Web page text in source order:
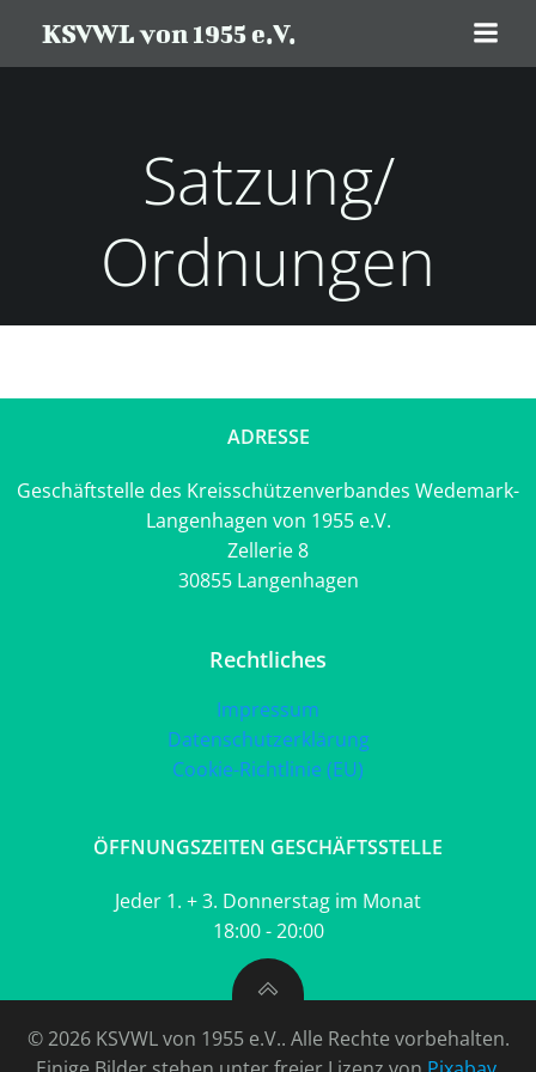
Inhalt
springen
KSVWL von 1955 e.V.
Satzung/
Ordnungen
ADRESSE
Geschäftstelle des Kreisschützenverbandes Wedemark-
Langenhagen von 1955 e.V.
Zellerie 8
30855 Langenhagen
Rechtliches
Impressum
Datenschutzerklärung
Cookie-Richtlinie (EU)
ÖFFNUNGSZEITEN GESCHÄFTSSTELLE
Jeder 1. + 3. Donnerstag im Monat
18:00 - 20:00
© 2026 KSVWL von 1955 e.V.. Alle Rechte vorbehalten.